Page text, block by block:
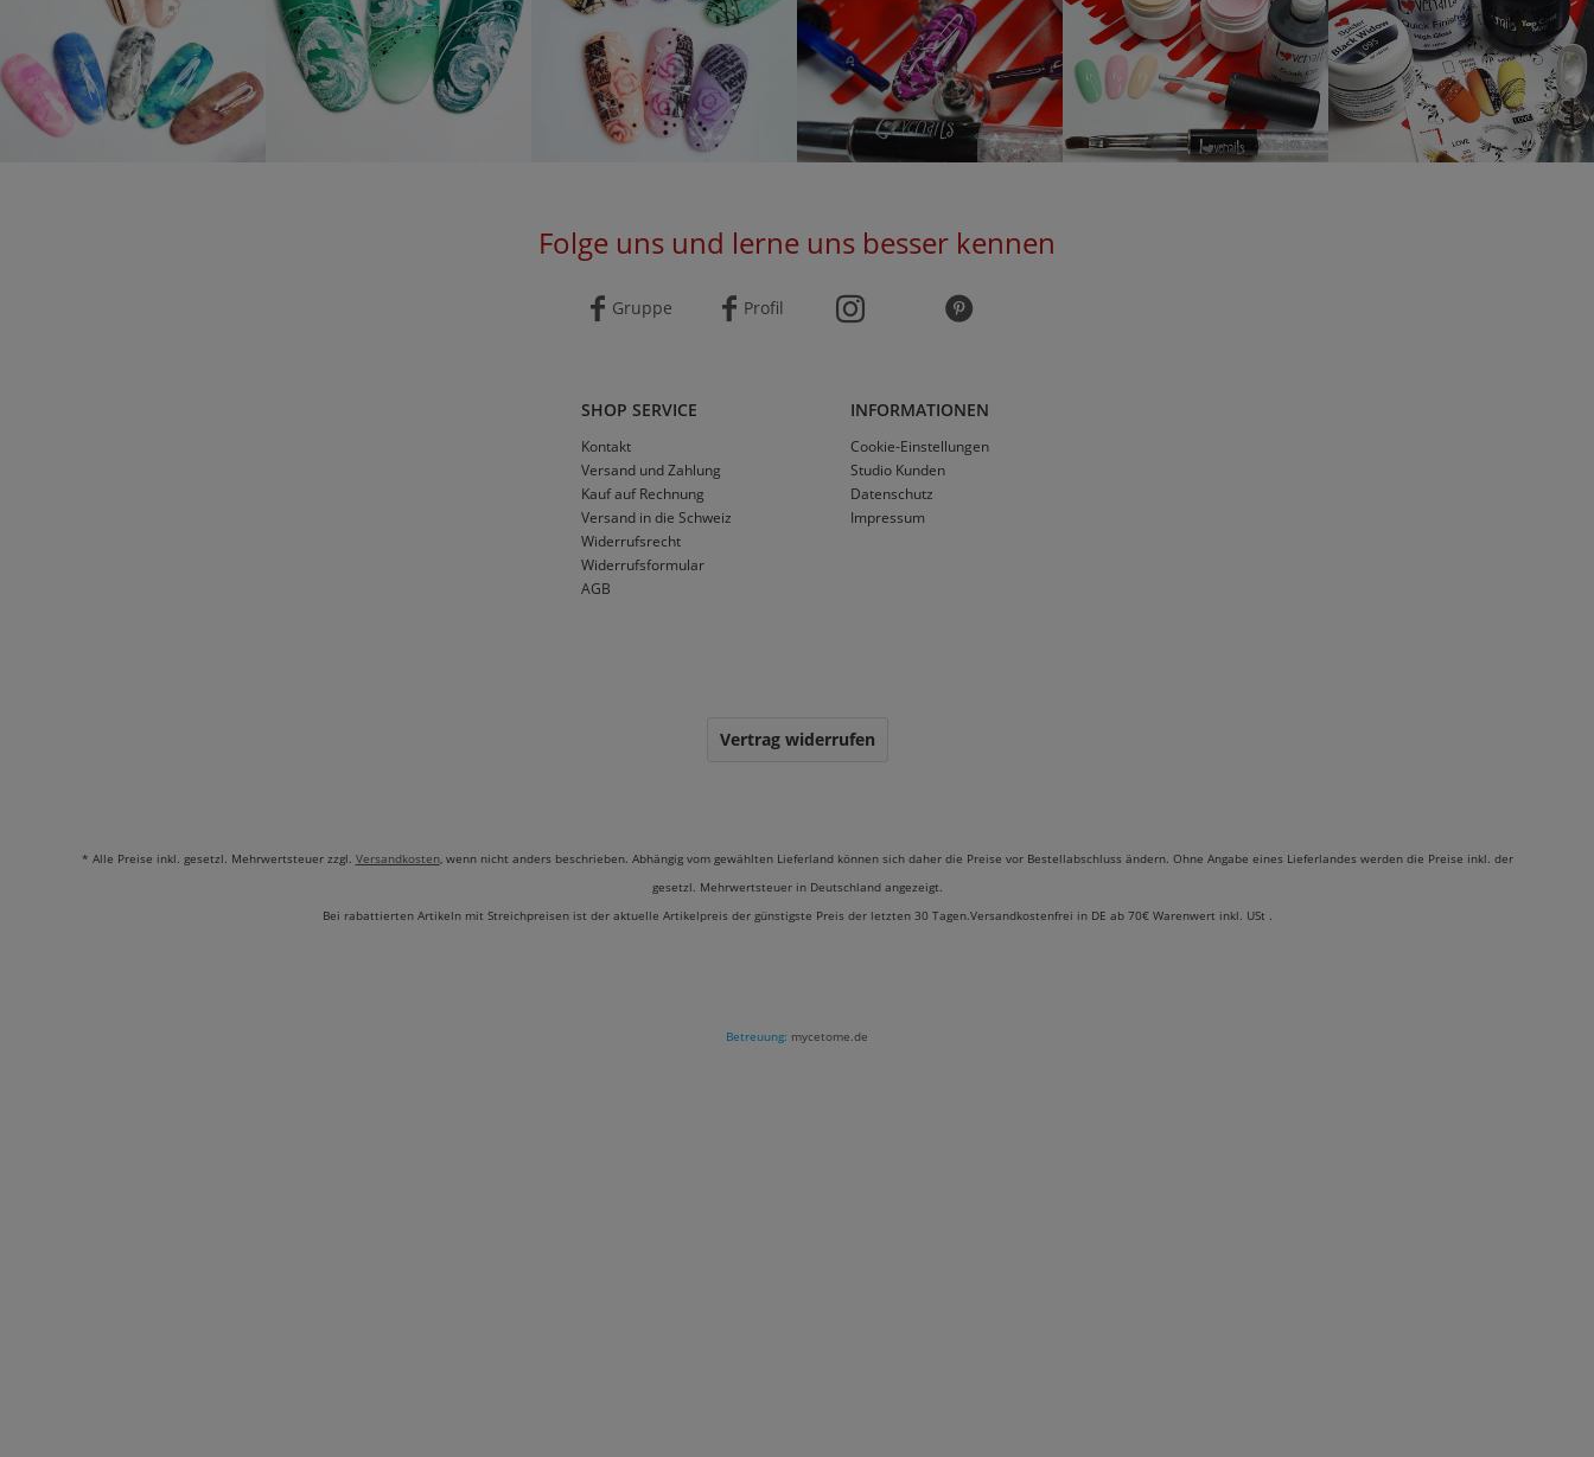
Folge uns und lerne uns besser kennen
Gruppe Profil
SHOP SERVICE
Kontakt
Versand und Zahlung
Kauf auf Rechnung
Versand in die Schweiz
Widerrufsrecht
Widerrufsformular
AGB
INFORMATIONEN
Cookie-Einstellungen
Studio Kunden
Datenschutz
Impressum
Vertrag widerrufen
* Alle Preise inkl. gesetzl. Mehrwertsteuer zzgl. Versandkosten, wenn nicht anders beschrieben. Abhängig vom gewählten Lieferland können sich daher die Preise vor Bestellabschluss ändern. Ohne Angabe eines Lieferlandes werden die Preise inkl. der
gesetzl. Mehrwertsteuer in Deutschland angezeigt.
Bei rabattierten Artikeln mit Streichpreisen ist der aktuelle Artikelpreis der günstigste Preis der letzten 30 Tagen.Versandkostenfrei in DE ab 70€ Warenwert inkl. USt .
Betreuung: mycetome.de